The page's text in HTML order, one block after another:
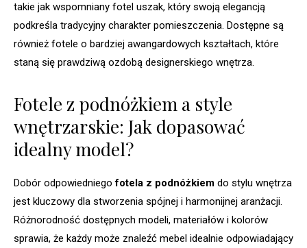
takie jak wspomniany fotel uszak, który swoją elegancją
podkreśla tradycyjny charakter pomieszczenia. Dostępne są
również fotele o bardziej awangardowych kształtach, które
staną się prawdziwą ozdobą designerskiego wnętrza.
Fotele z podnóżkiem a style
wnętrzarskie: Jak dopasować
idealny model?
Dobór odpowiedniegofotela z podnóżkiem do stylu wnętrza
jest kluczowy dla stworzenia spójnej i harmonijnej aranżacji.
Różnorodność dostępnych modeli, materiałów i kolorów
sprawia, że każdy może znaleźć mebel idealnie odpowiadający